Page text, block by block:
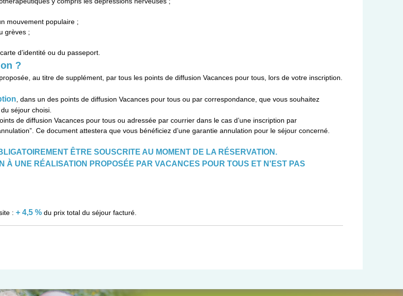
mouvement populaire ;
grèves ;
d’identité ou du passeport.
?
au titre de supplément, par tous les points de diffusion Vacances pour tous, lors de votre inscription.
, dans un des points de diffusion Vacances pour tous ou par correspondance, que vous souhaitez
séjour choisi.
de diffusion Vacances pour tous ou adressée par courrier dans le cas d’une inscription par
Ce document attestera que vous bénéficiez d’une garantie annulation pour le séjour concerné.
ÊTRE SOUSCRITE AU MOMENT DE LA RÉSERVATION.
À UNE RÉALISATION PROPOSÉE PAR VACANCES POUR TOUS ET N'EST PAS
: + 4,5 % du prix total du séjour facturé.